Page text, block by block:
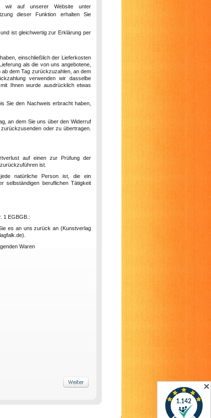
wir auf unserer Website unter
dieser Funktion erhalten Sie
ist gleichwertig zur Erklärung per
einschließlich der Lieferkosten
als die von uns angebotene,
dem Tag zurückzuzahlen, an dem
verwenden wir dasselbe
Ihnen wurde ausdrücklich etwas
Sie den Nachweis erbracht haben,
an dem Sie uns über den Widerruf
zurückzusenden oder zu übertragen.
auf einen zur Prüfung der
ist.
natürliche Person ist, die ein
selbständigen beruflichen Tätigkeit
1 EGBGB.:
es an uns zurück an (Kunstverlag
Waren
✕